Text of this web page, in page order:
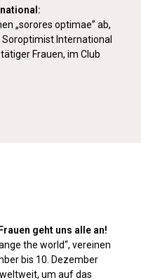
„sorores optimae” ab,
International
Frauen, im Club
geht uns alle an!
the world“, vereinen
bis 10. Dezember
um auf das